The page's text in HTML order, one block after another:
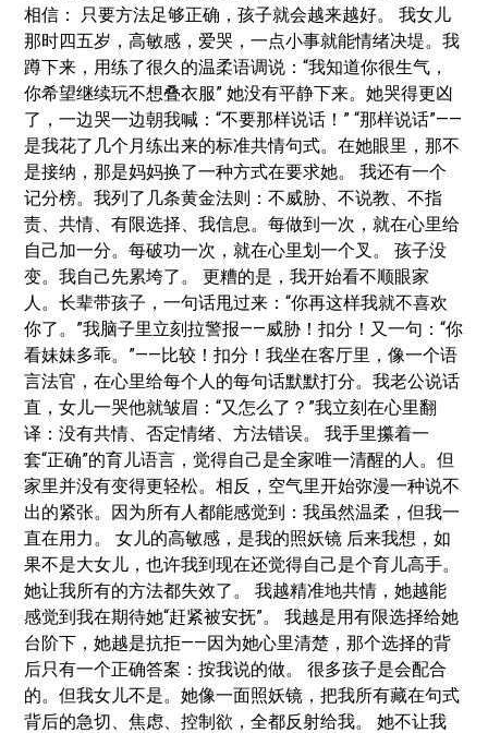
相信： 只要方法足够正确，孩子就会越来越好。 我女儿
那时四五岁，高敏感，爱哭，一点小事就能情绪决堤。我
蹲下来，用练了很久的温柔语调说：“我知道你很生气，
你希望继续玩不想叠衣服” 她没有平静下来。她哭得更凶
了，一边哭一边朝我喊：“不要那样说话！” “那样说话”——
是我花了几个月练出来的标准共情句式。在她眼里，那不
是接纳，那是妈妈换了一种方式在要求她。 我还有一个
记分榜。我列了几条黄金法则：不威胁、不说教、不指
责、共情、有限选择、我信息。每做到一次，就在心里给
自己加一分。每破功一次，就在心里划一个叉。 孩子没
变。我自己先累垮了。 更糟的是，我开始看不顺眼家
人。长辈带孩子，一句话甩过来：“你再这样我就不喜欢
你了。”我脑子里立刻拉警报——威胁！扣分！又一句：“你
看妹妹多乖。”——比较！扣分！我坐在客厅里，像一个语
言法官，在心里给每个人的每句话默默打分。我老公说话
直，女儿一哭他就皱眉：“又怎么了？”我立刻在心里翻
译：没有共情、否定情绪、方法错误。 我手里攥着一
套“正确”的育儿语言，觉得自己是全家唯一清醒的人。但
家里并没有变得更轻松。相反，空气里开始弥漫一种说不
出的紧张。因为所有人都能感觉到：我虽然温柔，但我一
直在用力。 女儿的高敏感，是我的照妖镜 后来我想，如
果不是大女儿，也许我到现在还觉得自己是个育儿高手。
她让我所有的方法都失效了。 我越精准地共情，她越能
感觉到我在期待她“赶紧被安抚”。 我越是用有限选择给她
台阶下，她越是抗拒——因为她心里清楚，那个选择的背
后只有一个正确答案：按我说的做。 很多孩子是会配合
的。但我女儿不是。她像一面照妖镜，把我所有藏在句式
背后的急切、焦虑、控制欲，全都反射给我。 她不让我